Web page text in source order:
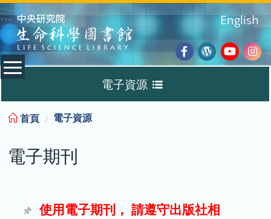
:::
Facebook
Wordpress
English
電子資源
電子期刊
首頁 電子資源
電子期刊
使用電子期刊， 請遵守出版社相